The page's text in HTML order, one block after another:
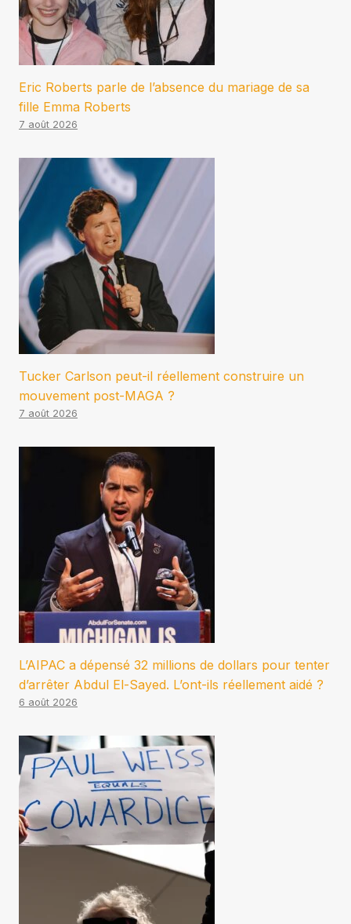
Eric Roberts parle de l’absence du mariage de sa
fille Emma Roberts
7 août 2026
Tucker Carlson peut-il réellement construire un
mouvement post-MAGA ?
7 août 2026
L’AIPAC a dépensé 32 millions de dollars pour tenter
d’arrêter Abdul El-Sayed. L’ont-ils réellement aidé ?
6 août 2026